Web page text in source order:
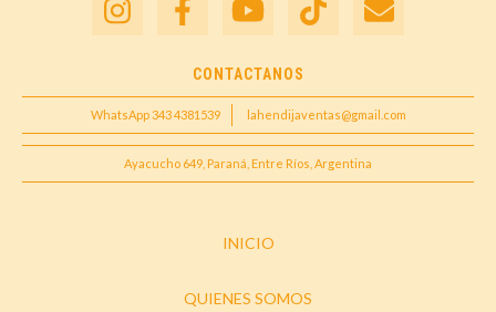
CONTACTANOS
WhatsApp 343 4381539 lahendijaventas@gmail.com
Ayacucho 649, Paraná, Entre Ríos, Argentina
INICIO
QUIENES SOMOS